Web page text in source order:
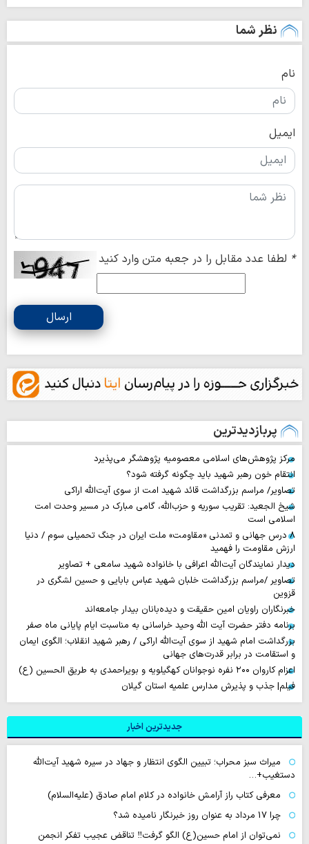
نظر شما
نام
ایمیل
* لطفا عدد مقابل را در جعبه متن وارد کنید
ارسال
پربازدیدترین
مرکز پژوهش‌های اسلامی معصومیه پژوهشگر می‌پذیرد
انتقام خون رهبر شهید باید چگونه گرفته شود؟
تصاویر/ مراسم بزرگداشت قائد شهید امت از سوی آیت‌الله اراکی
شیخ الجعید: تقریب سوریه و حزب‌الله، گامی مبارک در مسیر وحدت امت
اسلامی است
۸ درس جهانی و تمدنی «مقاومت» ملت ایران در جنگ تحمیلی سوم / دنیا
ارزش مقاومت را فهمید
دیدار نمایندگان آیت‌الله اعرافی با خانواده شهید سامعی + تصاویر
تصاویر /مراسم بزرگداشت خلبان شهید عباس بابایی و حسین لشگری در
قزوین
خبرنگاران راویان امین حقیقت و دیده‌بانان بیدار جامعه‌اند
برنامه دفتر حضرت آیت الله وحید خراسانی به مناسبت ایام پایانی ماه صفر
بزرگداشت امام شهید از سوی آیت‌الله اراکی / رهبر شهید انقلاب؛ الگوی ایمان
و استقامت در برابر قدرت‌های جهانی
اعزام کاروان ۲۰۰ نفره نوجوانان کهگیلویه و بویراحمدی به طریق الحسین (ع)
فیلم| جذب و پذیرش مدارس علمیه استان گیلان
جدیدترین اخبار
میراث سبز محراب؛ تبیین الگوی انتظار و جهاد در سیره شهید آیت‌الله
دستغیب+…
معرفی کتاب راز آرامش خانواده در کلام امام صادق (علیه‌السلام)
چرا 17 مرداد به عنوان روز خبرنگار نامیده شد؟
نمی‌توان از امام حسین(ع) الگو گرفت‼ تناقض عجیب تفکر انجمن